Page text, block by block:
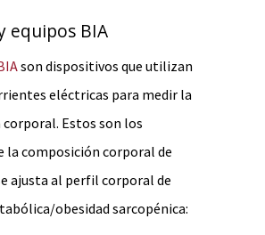
equipos BIA
son dispositivos que utilizan
eléctricas para medir la
Estos son los
la composición corporal de
ajusta al perfil corporal de
obesidad sarcopénica: